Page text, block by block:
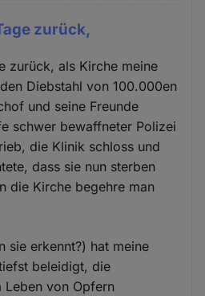
zurück,
zurück, als Kirche meine
Diebstahl von 100.000en
und seine Freunde
schwer bewaffneter Polizei
die Klinik schloss und
dass sie nun sterben
die Kirche begehre man
sie erkennt?) hat meine
beleidigt, die
Leben von Opfern